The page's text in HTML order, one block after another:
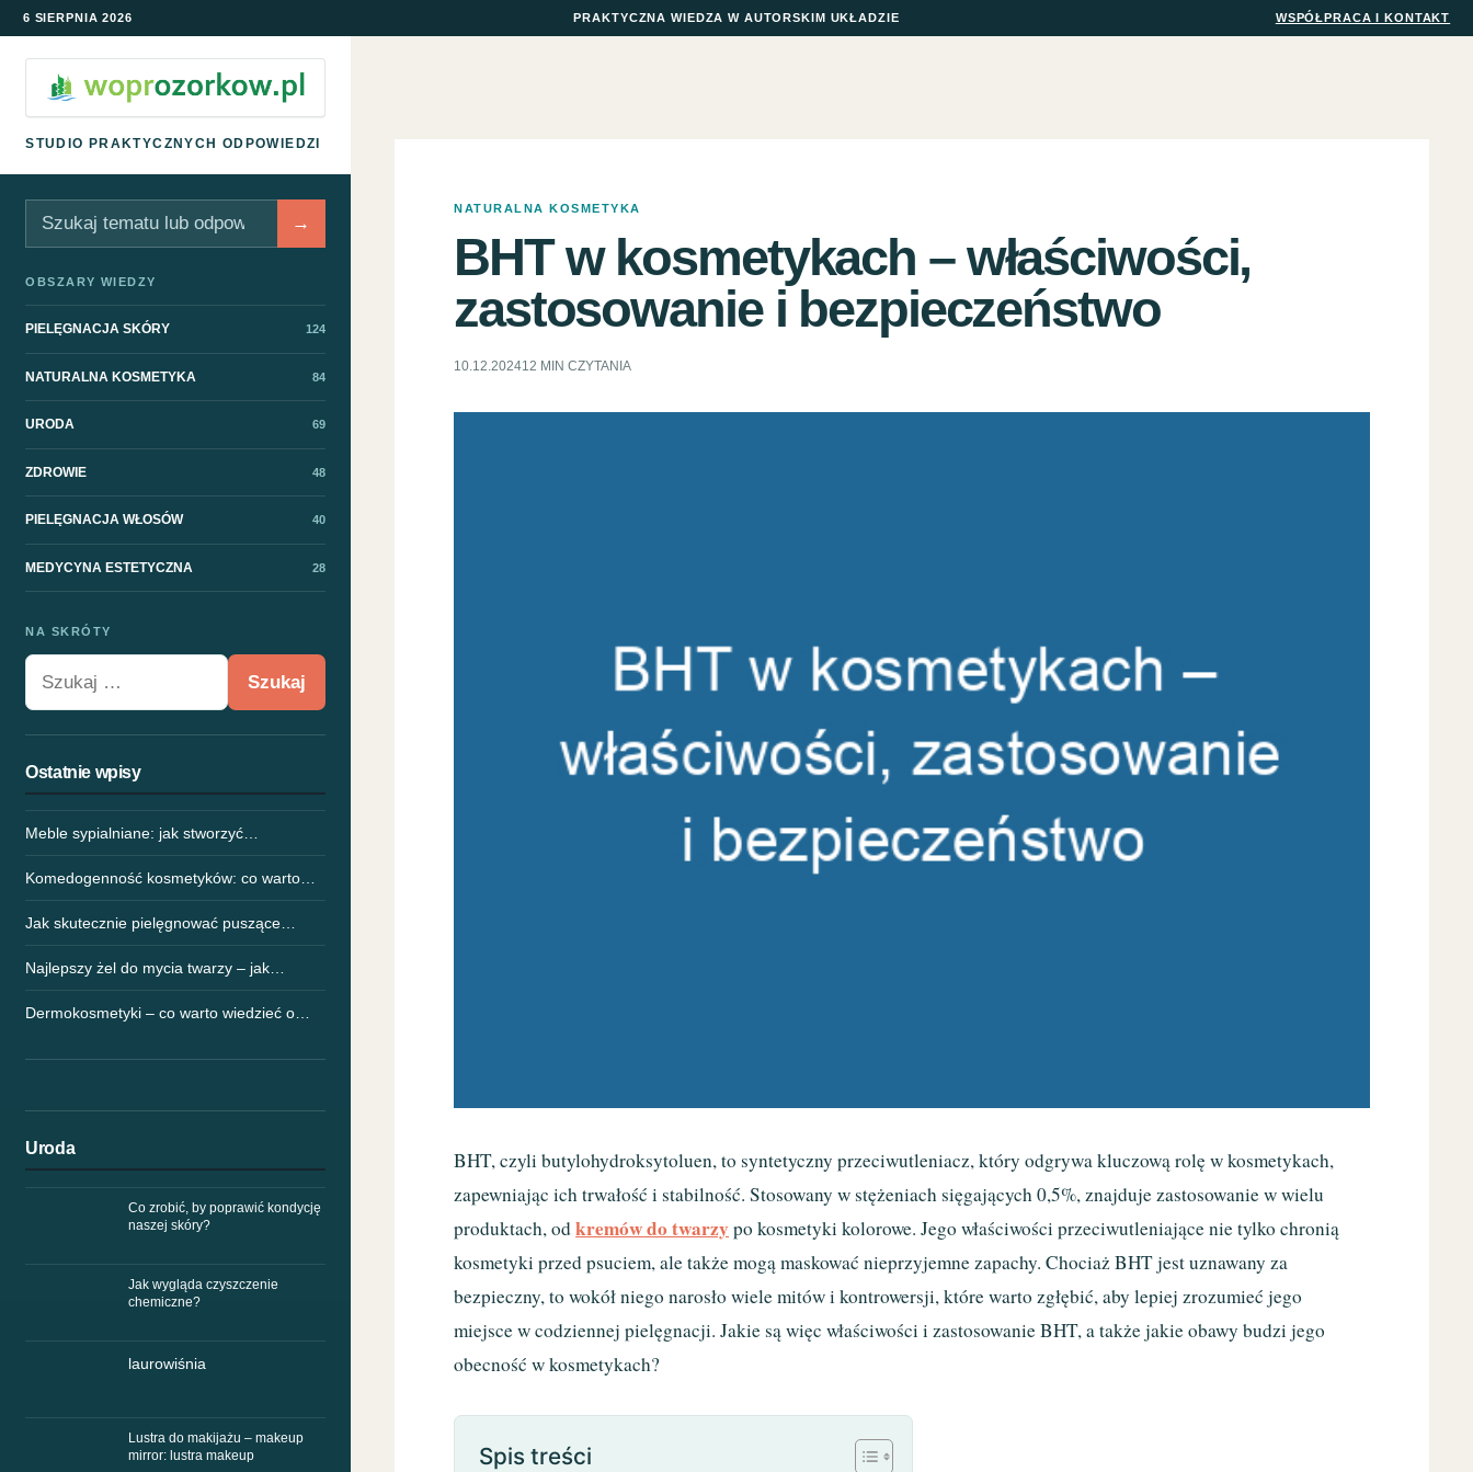
6 SIERPNIA 2026 PRAKTYCZNA WIEDZA W AUTORSKIM UKŁADZIE WSPÓŁPRACA I KONTAKT
STUDIO PRAKTYCZNYCH ODPOWIEDZI
Szukaj →
OBSZARY WIEDZY
PIELĘGNACJA SKÓRY 124
NATURALNA KOSMETYKA 84
URODA 69
ZDROWIE 48
PIELĘGNACJA WŁOSÓW 40
MEDYCYNA ESTETYCZNA 28
NA SKRÓTY
Ostatnie wpisy
Meble sypialniane: jak stworzyć…
Komedogenność kosmetyków: co warto…
Jak skutecznie pielęgnować puszące…
Najlepszy żel do mycia twarzy – jak…
Dermokosmetyki – co warto wiedzieć o…
Uroda
Co zrobić, by poprawić kondycję
naszej skóry?
Jak wygląda czyszczenie
chemiczne?
laurowiśnia
Lustra do makijażu – makeup
mirror: lustra makeup
NATURALNA KOSMETYKA
BHT w kosmetykach – właściwości,
zastosowanie i bezpieczeństwo
10.12.202412 MIN CZYTANIA
BHT, czyli butylohydroksytoluen, to syntetyczny przeciwutleniacz, który odgrywa kluczową rolę w kosmetykach,
zapewniając ich trwałość i stabilność. Stosowany w stężeniach sięgających 0,5%, znajduje zastosowanie w wielu
produktach, odkremów do twarzy po kosmetyki kolorowe. Jego właściwości przeciwutleniające nie tylko chronią
kosmetyki przed psuciem, ale także mogą maskować nieprzyjemne zapachy. Chociaż BHT jest uznawany za
bezpieczny, to wokół niego narosło wiele mitów i kontrowersji, które warto zgłębić, aby lepiej zrozumieć jego
miejsce w codziennej pielęgnacji. Jakie są więc właściwości i zastosowanie BHT, a także jakie obawy budzi jego
obecność w kosmetykach?
Spis treści